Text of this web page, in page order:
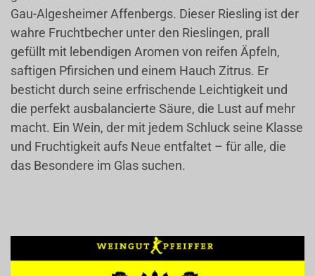
Gau-Algesheimer Affenbergs. Dieser Riesling ist der
wahre Fruchtbecher unter den Rieslingen, prall
gefüllt mit lebendigen Aromen von reifen Äpfeln,
saftigen Pfirsichen und einem Hauch Zitrus. Er
besticht durch seine erfrischende Leichtigkeit und
die perfekt ausbalancierte Säure, die Lust auf mehr
macht. Ein Wein, der mit jedem Schluck seine Klasse
und Fruchtigkeit aufs Neue entfaltet – für alle, die
das Besondere im Glas suchen.